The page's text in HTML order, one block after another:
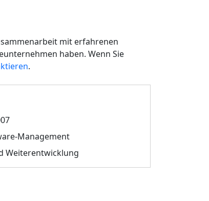
mit erfahrenen
haben. Wenn Sie
.
Management
Weiterentwicklung